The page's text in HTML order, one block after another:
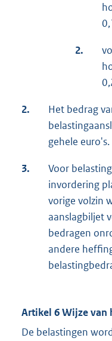
2.
2.
Het bedrag
gehele euro's.
3.
Voor
invordering
vorige volzin
aanslagbiljet
bedragen
andere
Artikel 6 Wijze van
De belastingen